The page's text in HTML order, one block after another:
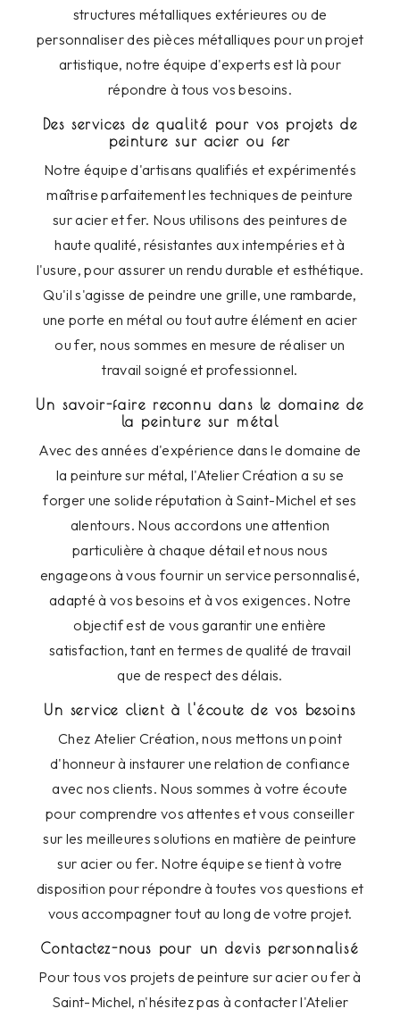
structures métalliques extérieures ou de
personnaliser des pièces métalliques pour un projet
artistique, notre équipe d'experts est là pour
répondre à tous vos besoins.
Des services de qualité pour vos projets de
peinture sur acier ou fer
Notre équipe d'artisans qualifiés et expérimentés
maîtrise parfaitement les techniques de peinture
sur acier et fer. Nous utilisons des peintures de
haute qualité, résistantes aux intempéries et à
l'usure, pour assurer un rendu durable et esthétique.
Qu'il s'agisse de peindre une grille, une rambarde,
une porte en métal ou tout autre élément en acier
ou fer, nous sommes en mesure de réaliser un
travail soigné et professionnel.
Un savoir-faire reconnu dans le domaine de
la peinture sur métal
Avec des années d'expérience dans le domaine de
la peinture sur métal, l'Atelier Création a su se
forger une solide réputation à Saint-Michel et ses
alentours. Nous accordons une attention
particulière à chaque détail et nous nous
engageons à vous fournir un service personnalisé,
adapté à vos besoins et à vos exigences. Notre
objectif est de vous garantir une entière
satisfaction, tant en termes de qualité de travail
que de respect des délais.
Un service client à l'écoute de vos besoins
Chez Atelier Création, nous mettons un point
d'honneur à instaurer une relation de confiance
avec nos clients. Nous sommes à votre écoute
pour comprendre vos attentes et vous conseiller
sur les meilleures solutions en matière de peinture
sur acier ou fer. Notre équipe se tient à votre
disposition pour répondre à toutes vos questions et
vous accompagner tout au long de votre projet.
Contactez-nous pour un devis personnalisé
Pour tous vos projets de peinture sur acier ou fer à
Saint-Michel, n'hésitez pas à contacter l'Atelier